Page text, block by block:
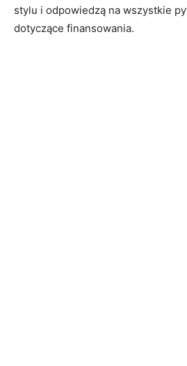
stylu i odpowiedzą na wszystkie
dotyczące finansowania.